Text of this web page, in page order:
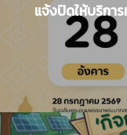
แจ้งปิดให้บริกา